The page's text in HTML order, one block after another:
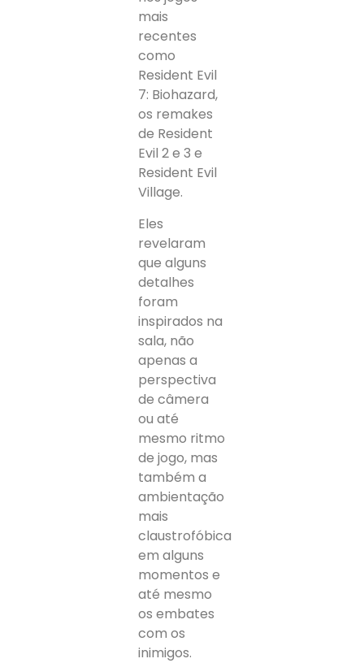
mais
recentes
como
Resident Evil
7: Biohazard,
os remakes
de Resident
Evil 2 e 3 e
Resident Evil
Village.
Eles
revelaram
que alguns
detalhes
foram
inspirados na
sala, não
apenas a
perspectiva
de câmera
ou até
mesmo ritmo
de jogo, mas
também a
ambientação
mais
claustrofóbica
em alguns
momentos e
até mesmo
os embates
com os
inimigos.